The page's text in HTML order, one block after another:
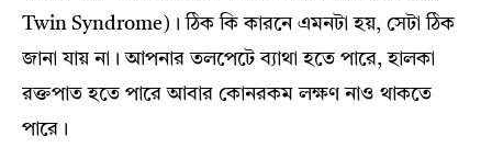
Twin Syndrome)। ঠিক কি কারনে এমনটা হয়, সেটা ঠিক
জানা যায় না। আপনার তলপেটে ব্যাথা হতে পারে, হালকা
রক্তপাত হতে পারে আবার কোনরকম লক্ষণ নাও থাকতে
পারে।